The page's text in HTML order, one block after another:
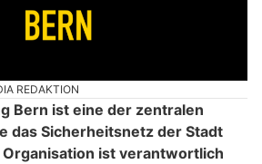
REDAKTION
Bern ist eine der zentralen
das Sicherheitsnetz der Stadt
Organisation ist verantwortlich